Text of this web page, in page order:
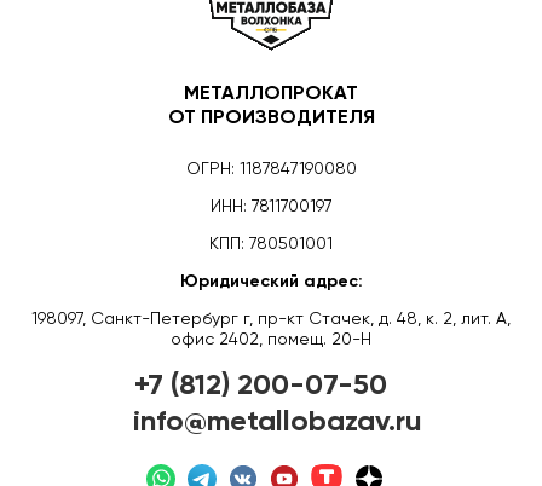
МЕТАЛЛОПРОКАТ
ОТ ПРОИЗВОДИТЕЛЯ
ОГРН: 1187847190080
ИНН: 7811700197
КПП: 780501001
Юридический адрес:
198097, Санкт-Петербург г, пр-кт Стачек, д. 48, к. 2, лит. А,
офис 2402, помещ. 20-Н
+7 (812) 200-07-50
info@metallobazav.ru